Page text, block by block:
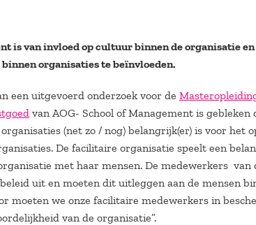
is van invloed op cultuur binnen de organisatie
organisaties te beïnvloeden.
een uitgevoerd onderzoek voor de
van AOG- School of Management is gebleken
(net zo / nog) belangrijk(er) is voor het
De facilitaire organisatie speelt een
met haar mensen. De medewerkers van
uit en moeten dit uitleggen aan de mensen
moeten we onze facilitaire medewerkers in
van de organisatie”.